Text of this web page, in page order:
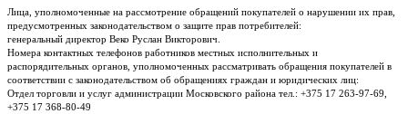
Лица, уполномоченные на рассмотрение обращений покупателей о нарушении их прав,
предусмотренных законодательством о защите прав потребителей:
генеральный директор Веко Руслан Викторович.
Номера контактных телефонов работников местных исполнительных и
распорядительных органов, уполномоченных рассматривать обращения покупателей в
соответствии с законодательством об обращениях граждан и юридических лиц:
Отдел торговли и услуг администрации Московского района тел.: +375 17 263-97-69,
+375 17 368-80-49